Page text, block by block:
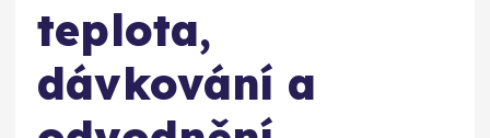
teplota,
dávkování a